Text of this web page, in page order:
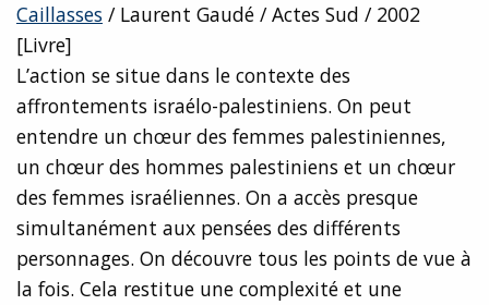
Caillasses / Laurent Gaudé / Actes Sud / 2002
[Livre]
L’action se situe dans le contexte des
affrontements israélo-palestiniens. On peut
entendre un chœur des femmes palestiniennes,
un chœur des hommes palestiniens et un chœur
des femmes israéliennes. On a accès presque
simultanément aux pensées des différents
personnages. On découvre tous les points de vue à
la fois. Cela restitue une complexité et une